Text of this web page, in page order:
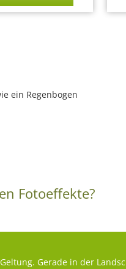
ein Regenbogen
Fotoeffekte?
Gerade in der